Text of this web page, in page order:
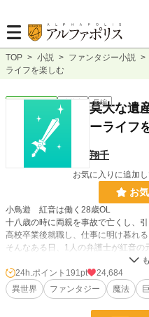
TOP > 小説 > ファンタジー小説 >
ライフを楽しむ
ファンタジー 連載中 長編
莫大な遺
ーライフ
翔千
お気に入りに追加
お
小鳥遊 紅音は働く28歳OL
十八歳の時に両親を事故で亡くし、
高校卒業後就職し、仕事に明け暮れる
そんなある日、1人の弁護士が紅音の
要件は、紅音の母方の曾祖叔父が亡
曾祖叔父は若い頃に単身外国で会社
だけだと知り、曾祖叔父の遺産を一
その額なんと、50億円。
あまりの巨額に驚くがなんとか手続
24h.ポイント 191pt
24,684
異世界
ファンタジー 魔法